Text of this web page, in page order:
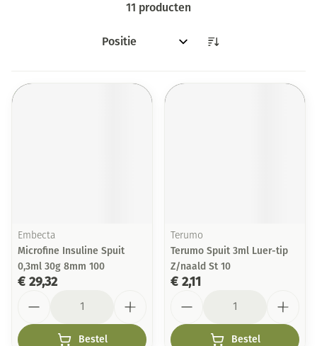
11 producten
Sorteer op:
Embecta
Microfine Insuline Spuit
0,3ml 30g 8mm 100
€ 29,32
Bestel
Terumo
Terumo Spuit 3ml Luer-tip
Z/naald St 10
€ 2,11
Bestel